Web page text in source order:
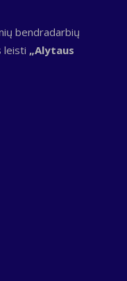
bendradarbių
leisti „Alytaus